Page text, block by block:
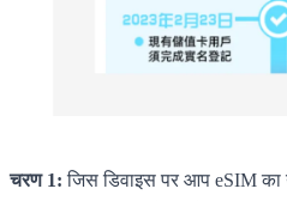
चरण 1: जिस डिवाइस पर आप eSIM का